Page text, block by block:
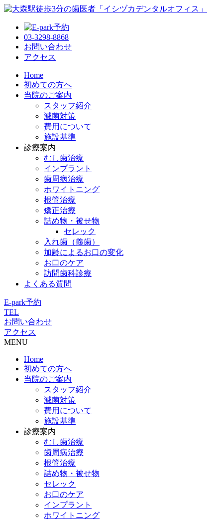
03-3298-8868
お問い合わせ
アクセス
Home
初めての方へ
当院のご案内
スタッフ紹介
滅菌対策
費用について
施設基準
診療案内
むし歯治療
インプラント
歯周病治療
ホワイトニング
根管治療
矯正治療
詰め物・被せ物
セレック
入れ歯（義歯）
加齢によるお口の変化
お口のケア
訪問歯科診療
よくある質問
E-park予約
TEL
お問い合わせ
アクセス
MENU
Home
初めての方へ
当院のご案内
スタッフ紹介
滅菌対策
費用について
施設基準
診療案内
むし歯治療
歯周病治療
根管治療
詰め物・被せ物
セレック
お口のケア
インプラント
ホワイトニング